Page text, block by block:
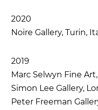
2020
Noire Gallery, Turin,
2019
Marc Selwyn Fine
Simon Lee Gallery,
Peter Freeman